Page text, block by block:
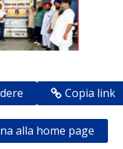
Copia link
alla home page